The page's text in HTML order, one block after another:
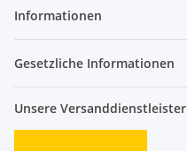
Informationen
Gesetzliche Informationen
Unsere Versanddienstleister